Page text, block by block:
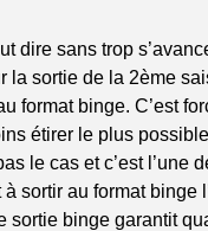
dire sans trop
la sortie de la 2ème
format binge. C’est
étirer le plus
le cas et c’est l’une
à sortir au format binge
sortie binge garantit